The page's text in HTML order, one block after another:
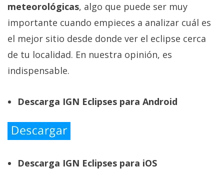
meteorológicas, algo que puede ser muy
importante cuando empieces a analizar cuál es
el mejor sitio desde donde ver el eclipse cerca
de tu localidad. En nuestra opinión, es
indispensable.
Descarga IGN Eclipses para Android
Descarga IGN Eclipses para iOS